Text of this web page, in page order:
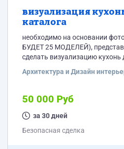
визуализация
каталога
необходимо на основании
БУДЕТ 25 МОДЕЛЕЙ),
сделать визуализацию кухонь
https://www.marya.ru/promo/
образцы картинок можно взять
https://www.marya.ru/promo/
Архитектура и Дизайн
50 000 Руб
за 30 дней
Безопасная сделка